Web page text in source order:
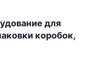
для
коробок,